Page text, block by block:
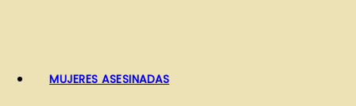
MUJERES ASESINADAS